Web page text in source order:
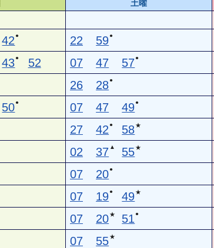
土曜
42 ● 22 59●
43● 52 07 47 57●
26 28●
50● 07 47 49●
27 42 ● 58★
02 37 ▲ 55★
07 20●
07 19● 49★
07 20★ 51 ●
07 55★